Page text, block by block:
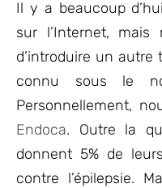
Il y a beaucoup
sur l’Internet, mais
d’introduire un autre
connu sous le
Personnellement,
Endoca. Outre la
donnent 5% de
contre l’épilepsie.